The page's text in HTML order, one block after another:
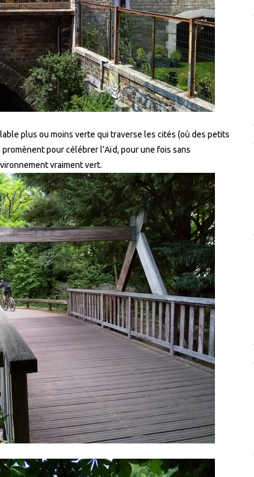
plus ou moins verte qui traverse les cités (où des petits
pour célébrer l’Aïd, pour une fois sans
vraiment vert.